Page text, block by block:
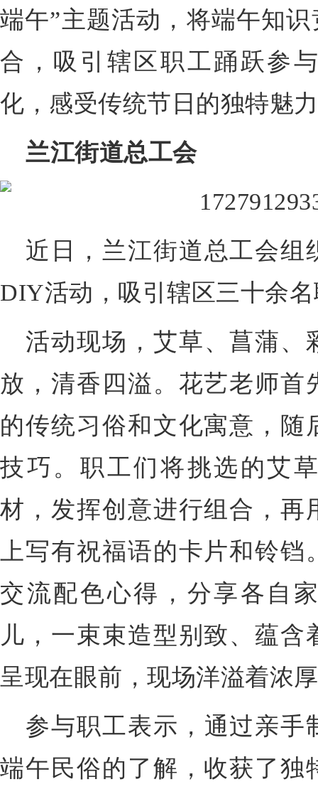
端午”主题活动，将端午知
合，吸引辖区职工踊跃参
化，感受传统节日的独特魅
兰江街道总工会
近日，兰江街道总工会组
DIY活动，吸引辖区三十余
活动现场，艾草、菖蒲、
放，清香四溢。花艺老师首
的传统习俗和文化寓意，随
技巧。职工们将挑选的艾
材，发挥创意进行组合，再
上写有祝福语的卡片和铃
交流配色心得，分享各自
儿，一束束造型别致、蕴
呈现在眼前，现场洋溢着浓
参与职工表示，通过亲手
端午民俗的了解，收获了独